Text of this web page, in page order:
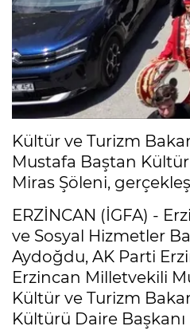
Kültür ve Turizm
Mustafa Baştan
Miras Şöleni,
ERZİNCAN (İGFA) -
ve Sosyal Hizmetler
Aydoğdu, AK Parti
Erzincan Milletvekili
Kültür ve Turizm
Kültürü Daire